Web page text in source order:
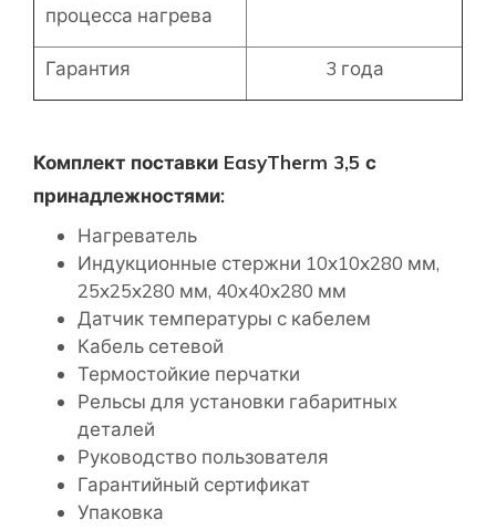
процесса нагрева
Гарантия 3 года
Комплект поставки EasyTherm 3,5 с
принадлежностями:
Нагреватель
Индукционные стержни 10x10x280 мм,
25x25x280 мм, 40x40x280 мм
Датчик температуры с кабелем
Кабель сетевой
Термостойкие перчатки
Рельсы для установки габаритных
деталей
Руководство пользователя
Гарантийный сертификат
Упаковка